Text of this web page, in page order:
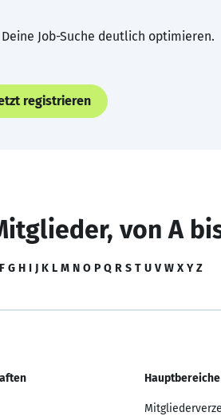
Job-Suche deutlich optimieren.
registrieren
von A
F G H I J K L M N O P Q R S T U V W X Y Z
Hauptbereiche